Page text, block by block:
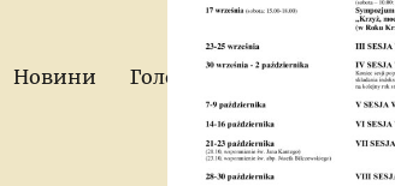
Новини Головна